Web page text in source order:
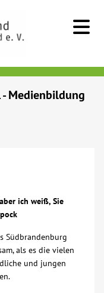
- Medienbildung
ich weiß, Sie
Südbrandenburg
als es die vielen
und jungen